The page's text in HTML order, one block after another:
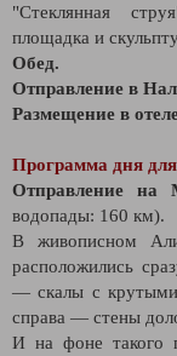
"Стеклянная
площадка и
Обед.
Отправление в
Размещение в
Программа дня
Отправление на
водопады: 160 км).
В живописном
расположились
— скалы с
справа — стены
И на фоне такого